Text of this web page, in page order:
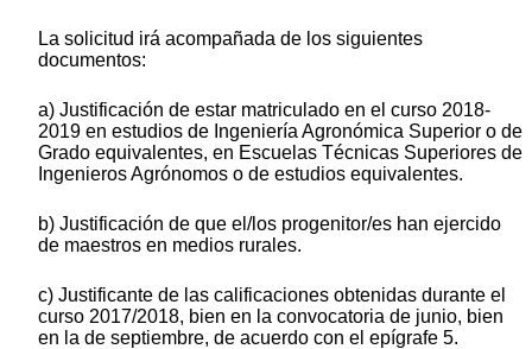
La solicitud irá acompañada de los siguientes
documentos:
a) Justificación de estar matriculado en el curso 2018-
2019 en estudios de Ingeniería Agronómica Superior o de
Grado equivalentes, en Escuelas Técnicas Superiores de
Ingenieros Agrónomos o de estudios equivalentes.
b) Justificación de que el/los progenitor/es han ejercido
de maestros en medios rurales.
c) Justificante de las calificaciones obtenidas durante el
curso 2017/2018, bien en la convocatoria de junio, bien
en la de septiembre, de acuerdo con el epígrafe 5.